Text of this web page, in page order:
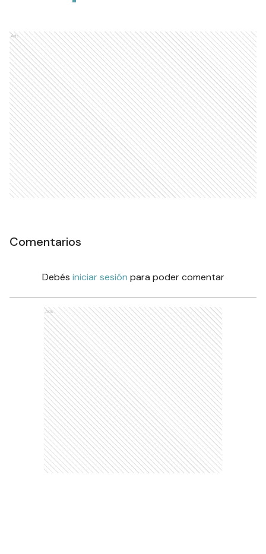
Ads
Comentarios
Debés iniciar sesión para poder comentar
Ads